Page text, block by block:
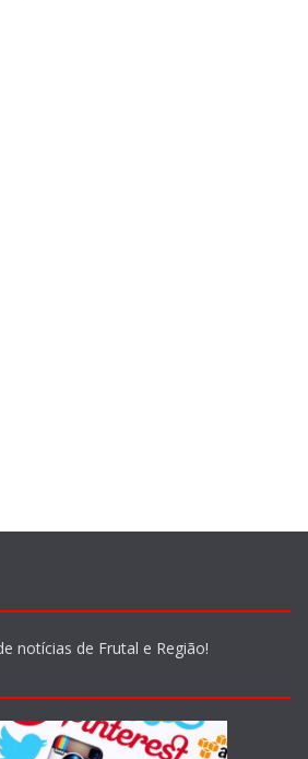
notícias de Frutal e Região!